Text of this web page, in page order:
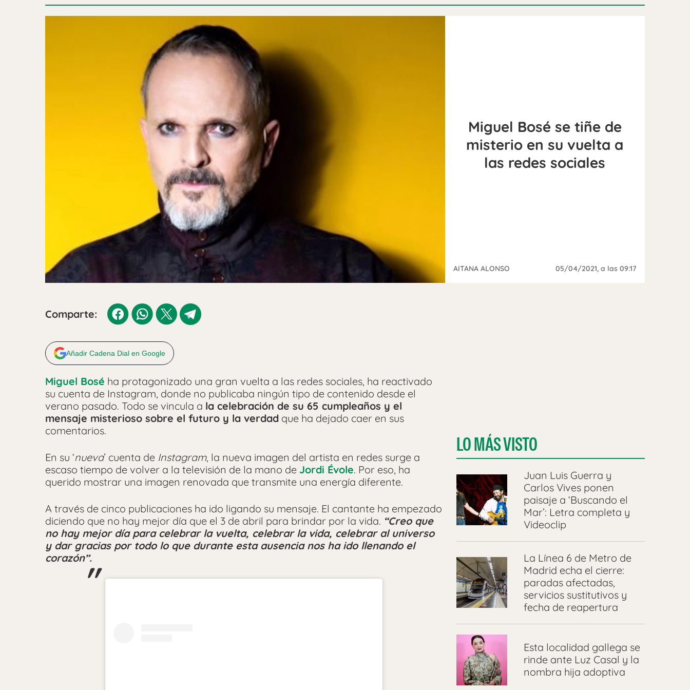
Miguel Bosé se tiñe de
misterio en su vuelta a
las redes sociales
AITANA ALONSO 05/04/2021, a las 09:17
Comparte:
Añadir Cadena Dial en Google
Miguel Bosé ha protagonizado una gran vuelta a las redes sociales, ha reactivado
su cuenta de Instagram, donde no publicaba ningún tipo de contenido desde el
verano pasado. Todo se vincula a la celebración de su 65 cumpleaños y el
mensaje misterioso sobre el futuro y la verdad que ha dejado caer en sus
comentarios.
En su ‘nueva’ cuenta de Instagram, la nueva imagen del artista en redes surge a
escaso tiempo de volver a la televisión de la mano de Jordi Évole. Por eso, ha
querido mostrar una imagen renovada que transmite una energía diferente.
A través de cinco publicaciones ha ido ligando su mensaje. El cantante ha empezado
diciendo que no hay mejor día que el 3 de abril para brindar por la vida. “Creo que
no hay mejor día para celebrar la vuelta, celebrar la vida, celebrar al universo
y dar gracias por todo lo que durante esta ausencia nos ha ido llenando el
corazón”.
LO MÁS VISTO
Juan Luis Guerra y
Carlos Vives ponen
paisaje a ‘Buscando el
Mar’: Letra completa y
Videoclip
La Línea 6 de Metro de
Madrid echa el cierre:
paradas afectadas,
servicios sustitutivos y
fecha de reapertura
Esta localidad gallega se
rinde ante Luz Casal y la
nombra hija adoptiva